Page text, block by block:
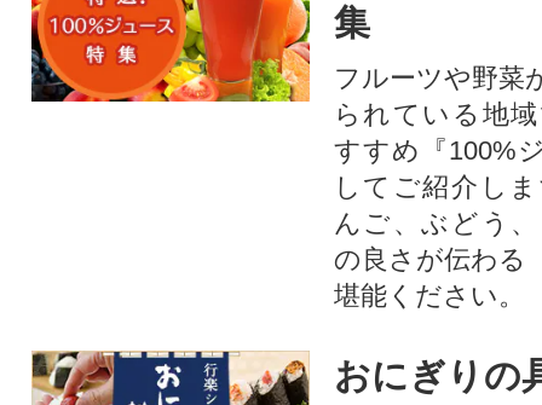
集
フルーツや野菜
られている地
すすめ『100%
してご紹介し
んご、ぶどう
の良さが伝わる
堪能ください。
おにぎりの